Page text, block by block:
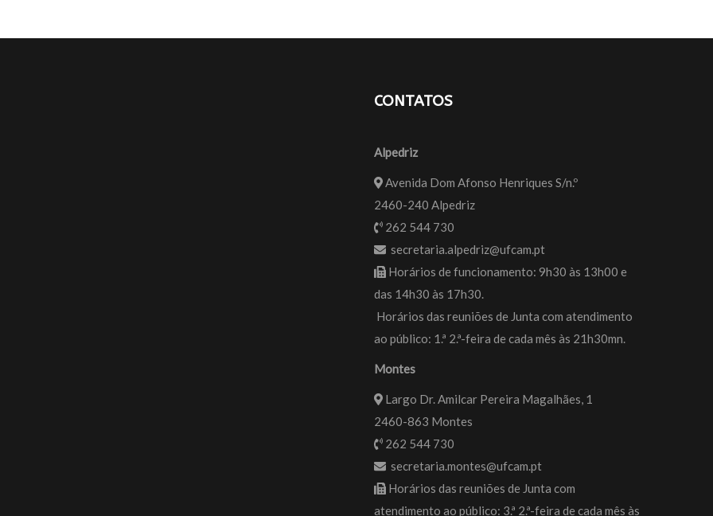
CONTATOS
Alpedriz
Avenida Dom Afonso Henriques S/n.º
2460-240 Alpedriz
262 544 730
secretaria.alpedriz@ufcam.pt
Horários de funcionamento: 9h30 às 13h00 e
das 14h30 às 17h30.
Horários das reuniões de Junta com atendimento
ao público: 1.ª 2.ª-feira de cada mês às 21h30mn.
Montes
Largo Dr. Amilcar Pereira Magalhães, 1
2460-863 Montes
262 544 730
secretaria.montes@ufcam.pt
Horários das reuniões de Junta com
atendimento ao público: 3.ª 2.ª-feira de cada mês às